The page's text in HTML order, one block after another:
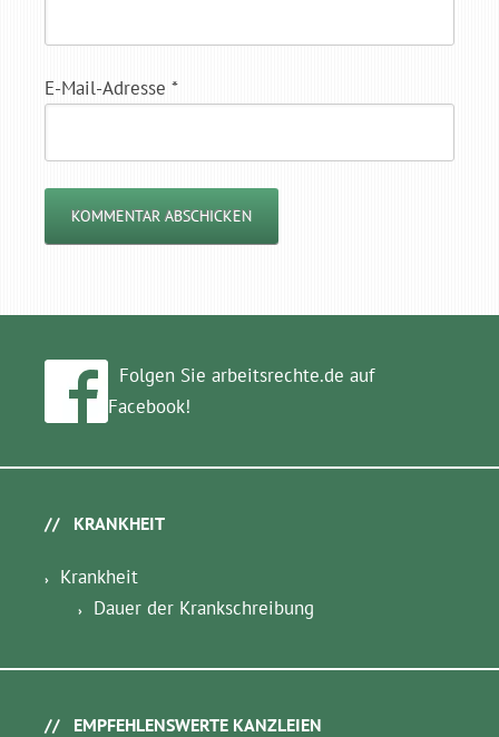
E-Mail-Adresse *
Folgen Sie arbeitsrechte.de auf
Facebook!
KRANKHEIT
Krankheit
Dauer der Krankschreibung
EMPFEHLENSWERTE KANZLEIEN